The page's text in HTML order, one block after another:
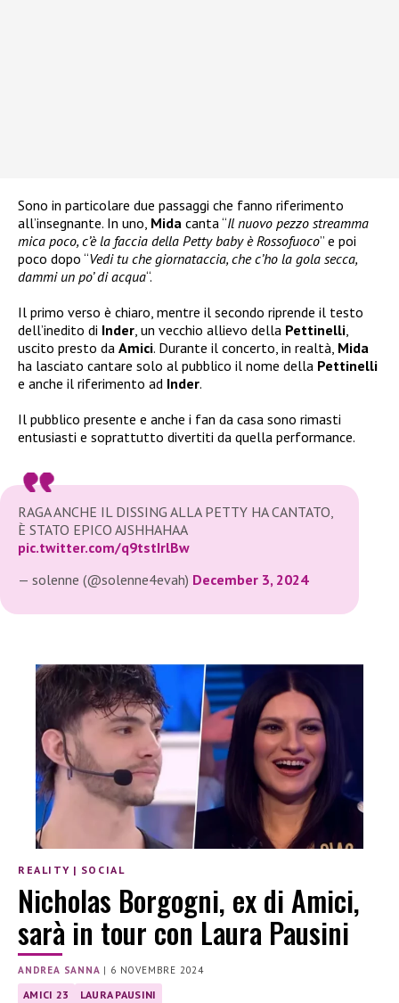
Sono in particolare due passaggi che fanno riferimento
all’insegnante. In uno, Mida canta “Il nuovo pezzo streamma
mica poco, c’è la faccia della Petty baby è Rossofuoco” e poi
poco dopo “Vedi tu che giornataccia, che c’ho la gola secca,
dammi un po’ di acqua“.
Il primo verso è chiaro, mentre il secondo riprende il testo
dell’inedito di Inder , un vecchio allievo della Pettinelli
uscito presto da Amici. Durante il concerto, in realtà, Mida
ha lasciato cantare solo al pubblico il nome della Pettinelli
e anche il riferimento ad Inder.
Il pubblico presente e anche i fan da casa sono rimasti
entusiasti e soprattutto divertiti da quella performance.
RAGA ANCHE IL DISSING ALLA PETTY HA CANTATO,
È STATO EPICO AJSHHAHAA
pic.twitter.com/q9tstIrlBw
— solenne (@solenne4evah) December 3, 2024
REALITY | SOCIAL
Nicholas Borgogni, ex di Amici,
sarà in tour con Laura Pausini
ANDREA SANNA | 6 NOVEMBRE 2024
AMICI 23 LAURA PAUSINI